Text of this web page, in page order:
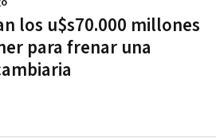
los u$s70.000 millones
para frenar una